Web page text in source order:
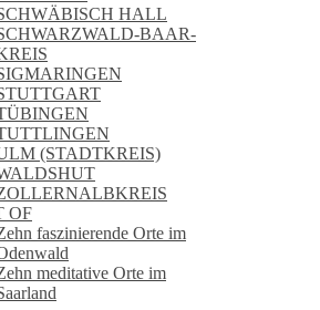
HALL
BAAR-
(STADTKREIS)
OF
faszinierende Orte im
meditative Orte im